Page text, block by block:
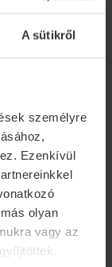
A sütikről
személyre
Ezenkívül
olyan
vagy az
hotel!